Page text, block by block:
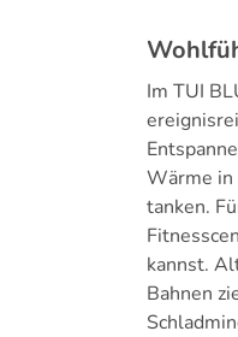
Im TUI
Wärme in
tanken.
kannst.
Bahnen